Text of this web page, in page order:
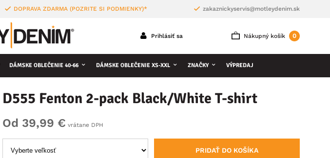
DOPRAVA ZDARMA (POZRITE SI PODMIENKY)* zakaznickyservis@motleydenim.sk
Nákupný košík 0
Prihlásiť sa
DÁMSKE OBLEČENIE 40-66 DÁMSKE OBLEČENIE XS-XXL ZNAČKY VÝPREDAJ
D555 Fenton 2-pack Black/White T-shirt
Od 39,99 € vrátane DPH
PRIDAŤ DO KOŠÍKA